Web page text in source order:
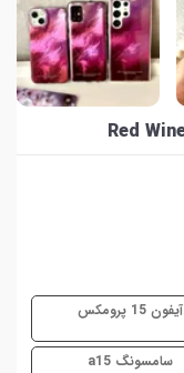
آیفون 15 پرومکس
سامسونگ a15